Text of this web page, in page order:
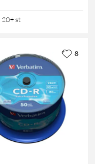
20+ st
8